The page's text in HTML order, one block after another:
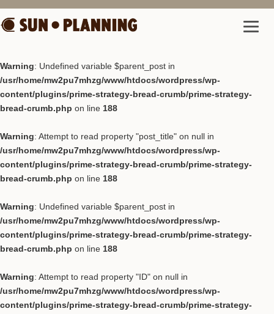
Warning: Undefined variable $parent_post in
/usr/home/mw2pu7mhzg/www/htdocs/wordpress/wp-
content/plugins/prime-strategy-bread-crumb/prime-strategy-
bread-crumb.php on line 188
Warning: Attempt to read property "post_title" on null in
/usr/home/mw2pu7mhzg/www/htdocs/wordpress/wp-
content/plugins/prime-strategy-bread-crumb/prime-strategy-
bread-crumb.php on line 188
Warning: Undefined variable $parent_post in
/usr/home/mw2pu7mhzg/www/htdocs/wordpress/wp-
content/plugins/prime-strategy-bread-crumb/prime-strategy-
bread-crumb.php on line 188
Warning: Attempt to read property "ID" on null in
/usr/home/mw2pu7mhzg/www/htdocs/wordpress/wp-
content/plugins/prime-strategy-bread-crumb/prime-strategy-